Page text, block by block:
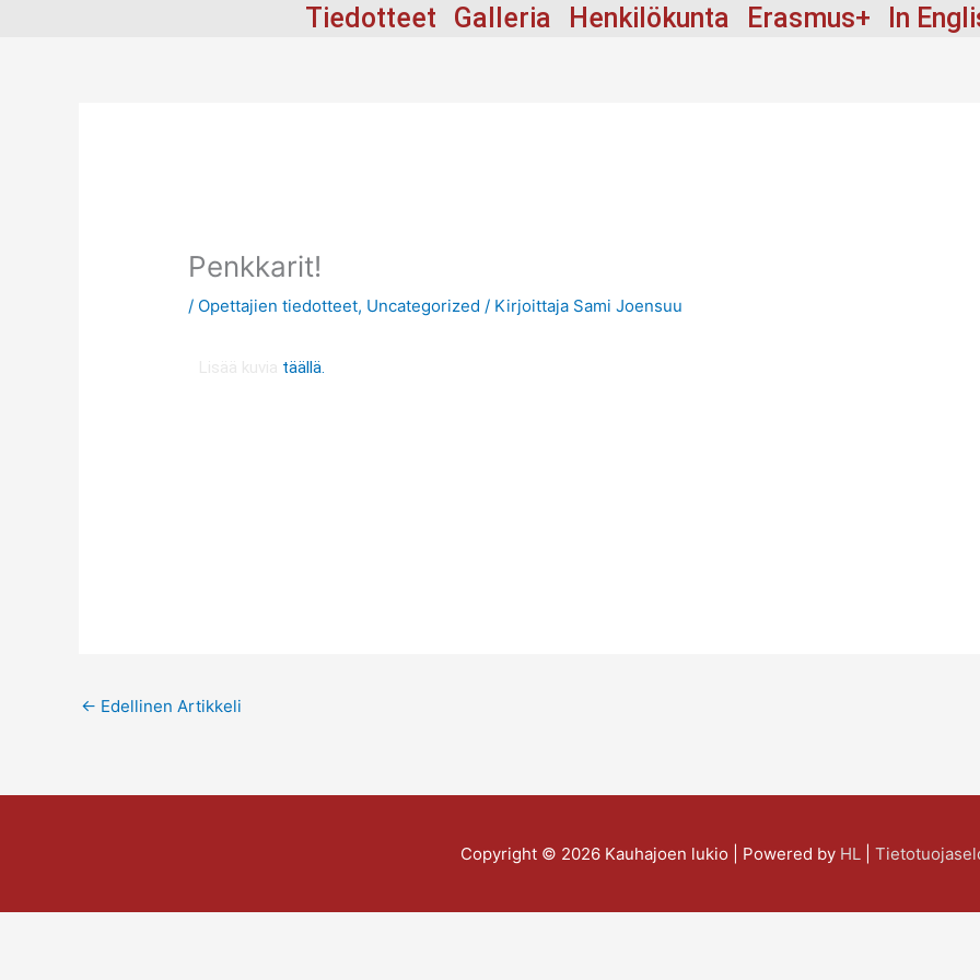
Tiedotteet Galleria Henkilökunta Erasmus+ In
Penkkarit!
/ Opettajien tiedotteet, Uncategorized / Kirjoittaja Sami Joensuu
täällä.
← Edellinen Artikkeli
Copyright © 2026 Kauhajoen lukio | Powered by HL|